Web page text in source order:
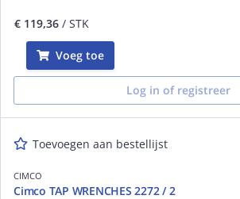
€ 119,36 / STK
Voeg toe
Log in of registreer
Toevoegen aan bestellijst
CIMCO
Cimco TAP WRENCHES 2272 / 2